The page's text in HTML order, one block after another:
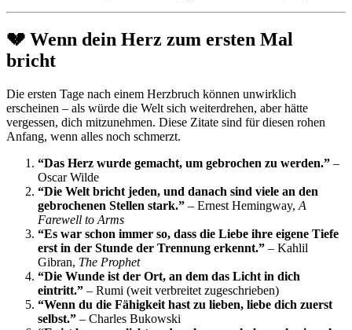
💔 Wenn dein Herz zum ersten Mal
bricht
Die ersten Tage nach einem Herzbruch können unwirklich
erscheinen – als würde die Welt sich weiterdrehen, aber hätte
vergessen, dich mitzunehmen. Diese Zitate sind für diesen rohen
Anfang, wenn alles noch schmerzt.
“Das Herz wurde gemacht, um gebrochen zu werden.” –
Oscar Wilde
“Die Welt bricht jeden, und danach sind viele an den
gebrochenen Stellen stark.” – Ernest Hemingway, A
Farewell to Arms
“Es war schon immer so, dass die Liebe ihre eigene Tiefe
erst in der Stunde der Trennung erkennt.” – Kahlil
Gibran, The Prophet
“Die Wunde ist der Ort, an dem das Licht in dich
eintritt.” – Rumi (weit verbreitet zugeschrieben)
“Wenn du die Fähigkeit hast zu lieben, liebe dich zuerst
selbst.” – Charles Bukowski